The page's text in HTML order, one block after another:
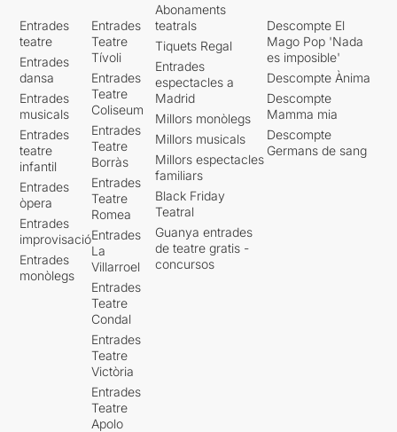
Entrades
teatre
Entrades
dansa
Entrades
musicals
Entrades
teatre
infantil
Entrades
òpera
Entrades
improvisació
Entrades
monòlegs
Entrades
Teatre
Tívoli
Entrades
Teatre
Coliseum
Entrades
Teatre
Borràs
Entrades
Teatre
Romea
Entrades
La
Villarroel
Entrades
Teatre
Condal
Entrades
Teatre
Victòria
Entrades
Teatre
Apolo
Abonaments
teatrals
Tiquets Regal
Entrades
espectacles a
Madrid
Millors monòlegs
Millors musicals
Millors espectacles
familiars
Black Friday
Teatral
Guanya entrades
de teatre gratis -
concursos
Descompte El
Mago Pop 'Nada
es imposible'
Descompte Ànima
Descompte
Mamma mia
Descompte
Germans de sang